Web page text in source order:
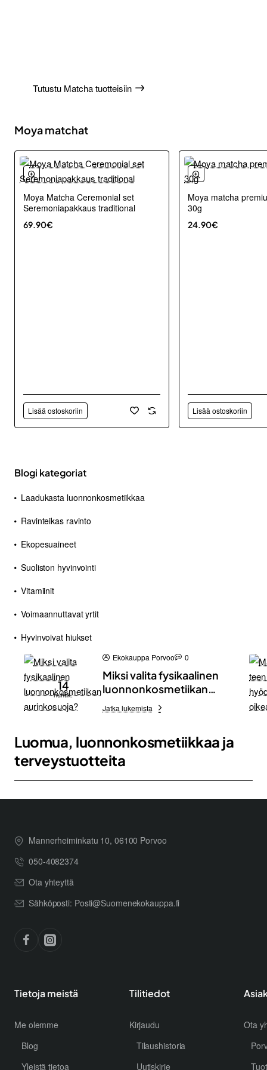
Tutustu Matcha tuotteisiin
Moya matchat
Moya Matcha Ceremonial set
Seremoniapakkaus traditional
69.90€
Lisää ostoskoriin
Moya matcha
30g
24.90€
Lisää ostoskoriin
Blogi kategoriat
Laadukasta luonnonkosmetiikkaa
Ravinteikas ravinto
Ekopesuaineet
Suoliston hyvinvointi
Vitamiinit
Voimaannuttavat yrtit
Hyvinvoivat hiukset
14
huhtik.
Ekokauppa Porvoo 0
Miksi valita fysikaalinen
luonnonkosmetiikan
aurinkosuoja?
Jatka lukemista
Luomua, luonnonkosmetiikkaa ja
terveystuotteita
Mannerheiminkatu 10, 06100 Porvoo
050-4082374
Ota yhteyttä
Sähköposti: Posti@Suomenekokauppa.fi
Tietoja meistä
Me olemme
Blog
Yleistä tietoa
Tilitiedot
Kirjaudu
Tilaushistoria
Uutiskirje
Ota